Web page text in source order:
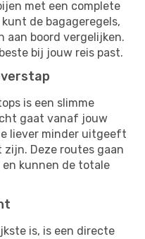
met een complete
de bagageregels,
aan boord vergelijken.
bij jouw reis past.
is een slimme
gaat vanaf jouw
liever minder uitgeeft
Deze routes gaan
en kunnen de totale
is, is een directe